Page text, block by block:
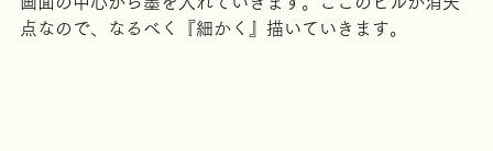
画面の中心から墨を入れていきます。ここのビルが消失